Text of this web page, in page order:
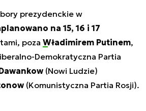
prezydenckie w
na 15, 16 i 17
poza Władimirem Putinem,
Demokratyczna Partia
(Nowi Ludzie)
(Komunistyczna Partia Rosji).